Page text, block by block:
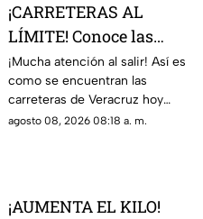
¡CARRETERAS AL
LÍMITE! Conoce las
condiciones de las
carreteras de Veracruz
hoy 8 de agosto 2026
¡Mucha atención al salir! Así es
como se encuentran las
carreteras de Veracruz hoy
sábado 8 de agosto del 2026,
agosto 08, 2026 08:18 a. m.
¡AUMENTA EL KILO!